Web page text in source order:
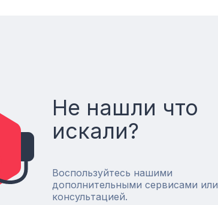
Не нашли что
искали?
Воспользуйтесь нашими
дополнительными сервисами или
консультацией.